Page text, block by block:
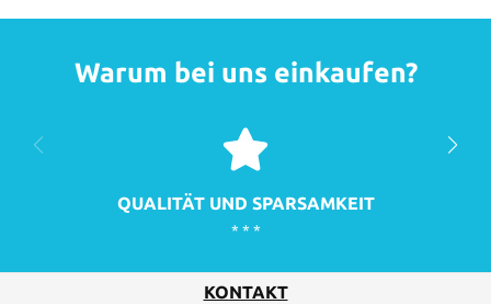
Warum bei uns einkaufen?
QUALITÄT UND SPARSAMKEIT
* * *
KONTAKT